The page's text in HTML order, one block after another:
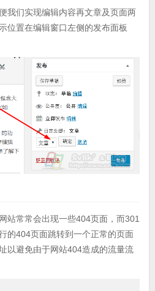
我们实现编辑内容再文章及页面两
位置在编辑窗口左侧的发布面板
站常常会出现一些404页面，而301
的404页面跳转到一个正常的页面
以避免由于网站404造成的流量流